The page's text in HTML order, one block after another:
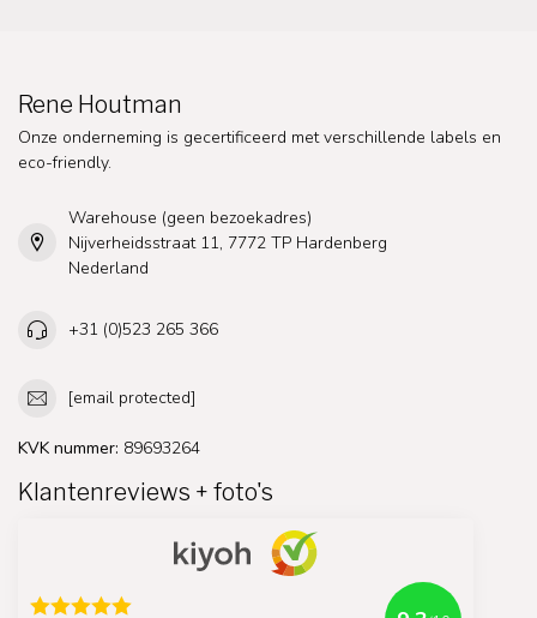
Rene Houtman
Onze onderneming is gecertificeerd met verschillende labels en
eco-friendly.
Warehouse (geen bezoekadres)
Nijverheidsstraat 11, 7772 TP Hardenberg
Nederland
+31 (0)523 265 366
[email protected]
KVK nummer: 89693264
Klantenreviews + foto's